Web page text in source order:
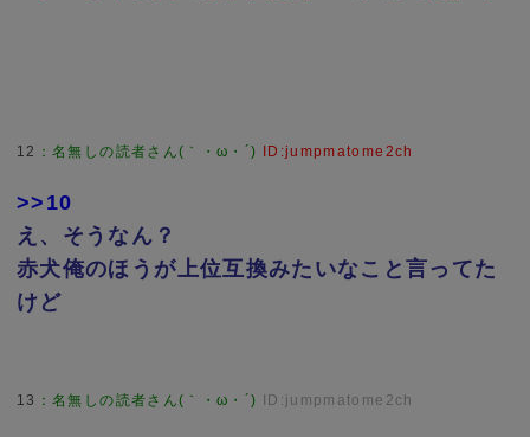
12 ：名無しの読者さん(｀・ω・´) ID:jumpmatome2ch
>>10
え、そうなん？
赤犬俺のほうが上位互換みたいなこと言ってた
けど
13 ：名無しの読者さん(｀・ω・´) ID:jumpmatome2ch